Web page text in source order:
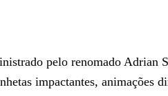
pelo renomado Adrian
impactantes, animações